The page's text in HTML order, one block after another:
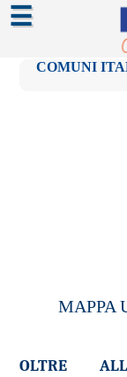
☰
COMUNI
MAPPA
OLTRE